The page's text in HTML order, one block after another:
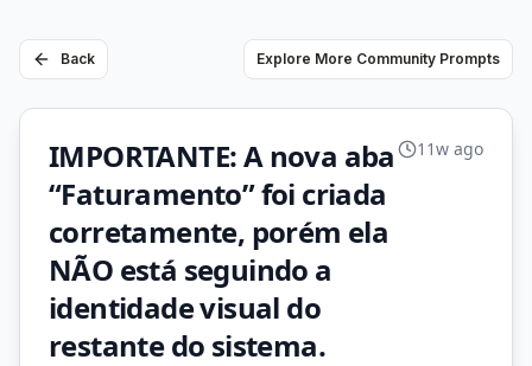
Back Explore More Community Prompts
IMPORTANTE: A nova aba
“Faturamento” foi criada
corretamente, porém ela
NÃO está seguindo a
identidade visual do
restante do sistema.
11w ago